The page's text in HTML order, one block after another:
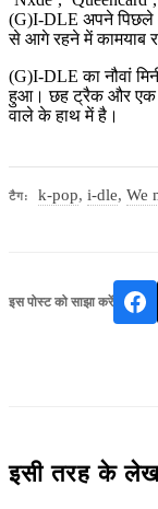
(G)I-DLE अपने पिछले
से आगे रहने में कामयाब
(G)I-DLE का नौवां
हुआ। छह ट्रैक और एक
वाले के हाथ में है।
टैग: k-pop,i‐dle,We
इस पोस्ट को साझा करें
इसी तरह के